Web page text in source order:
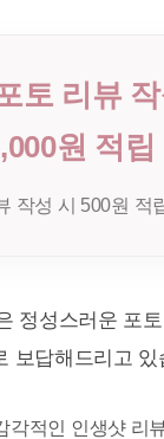
토 리뷰 작
원 적립
작성 시 500원 적
정성스러운 포
보답해드리고 있
각적인 인생샷 리